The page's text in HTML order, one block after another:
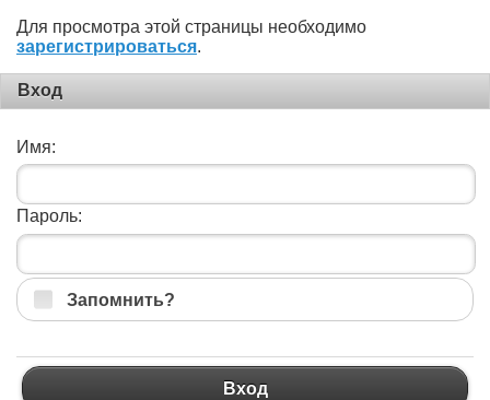
Для просмотра этой страницы необходимо
зарегистрироваться.
Вход
Имя:
Пароль:
Запомнить?
Вход